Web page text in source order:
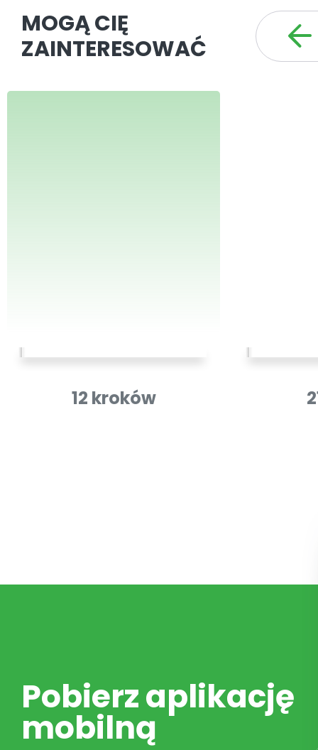
MOGĄ CIĘ
ZAINTERESOWAĆ
12 kroków
Pobierz aplikację
mobilną